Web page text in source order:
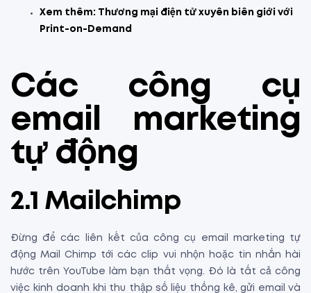
Xem thêm: Thương mại điện tử xuyên biên giới
với
Print-on-Demand
Các công cụ
email marketing
tự động
2.1 Mailchimp
Đừng để các liên kết của công cụ email marketing tự
động Mail Chimp tới các clip vui nhộn hoặc tin nhắn hài
hước trên YouTube làm bạn thất vọng. Đó là tất cả công
việc kinh doanh khi thu thập số liệu thống kê, gửi email và